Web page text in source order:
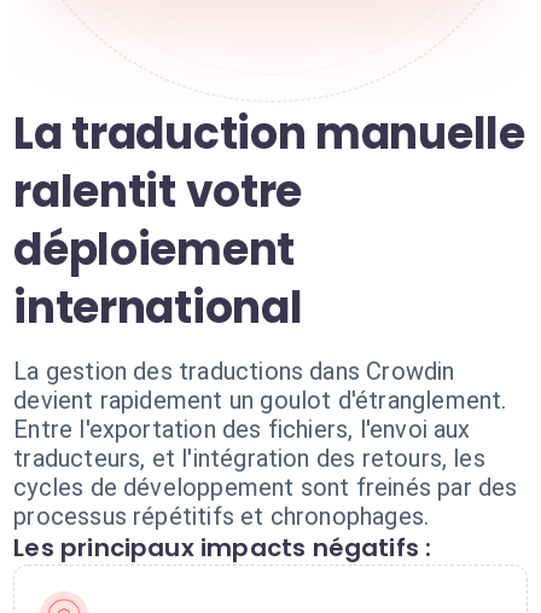
La traduction manuelle
ralentit votre
déploiement
international
La gestion des traductions dans Crowdin
devient rapidement un goulot d'étranglement.
Entre l'exportation des fichiers, l'envoi aux
traducteurs, et l'intégration des retours, les
cycles de développement sont freinés par des
processus répétitifs et chronophages.
Les principaux impacts négatifs :